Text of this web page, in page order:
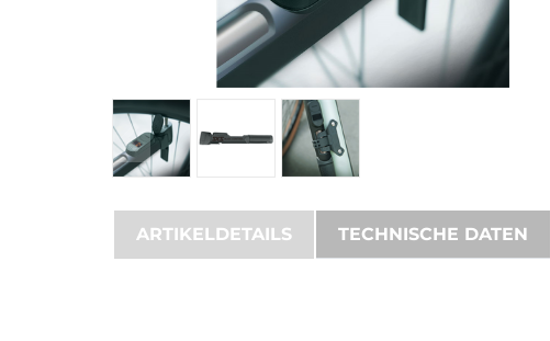
ARTIKELDETAILS TECHNISCHE DATEN